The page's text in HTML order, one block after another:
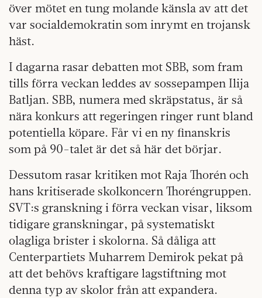
över mötet en tung molande känsla av att det
var socialdemokratin som inrymt en trojansk
häst.
I dagarna rasar debatten mot SBB, som fram
tills förra veckan leddes av sossepampen Ilija
Batljan. SBB, numera med skräpstatus, är så
nära konkurs att regeringen ringer runt bland
potentiella köpare. Får vi en ny finanskris
som på 90-talet är det så här det börjar.
Dessutom rasar kritiken mot Raja Thorén och
hans kritiserade skolkoncern Thoréngruppen.
SVT:s granskning i förra veckan visar, liksom
tidigare granskningar, på systematiskt
olagliga brister i skolorna. Så dåliga att
Centerpartiets Muharrem Demirok pekat på
att det behövs kraftigare lagstiftning mot
denna typ av skolor från att expandera.